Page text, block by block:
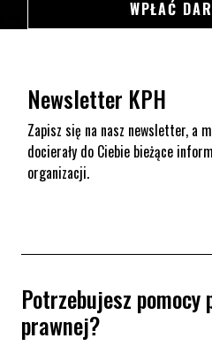
WPŁAĆ
Newsletter KPH
Zapisz się na nasz newsletter, a
docierały do Ciebie bieżące
organizacji.
Potrzebujesz
prawnej?